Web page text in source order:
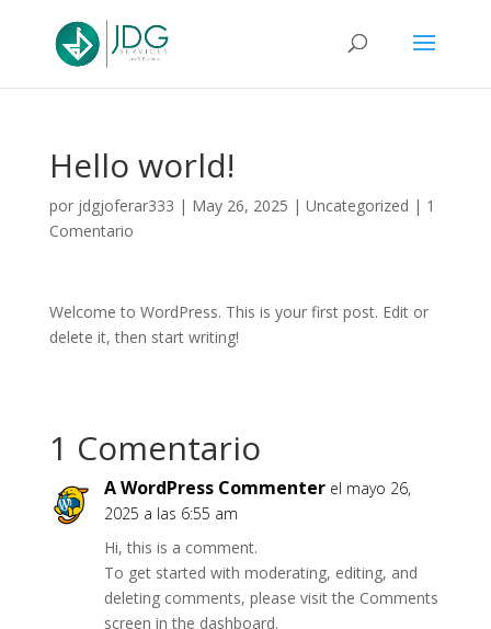
Hello world!
por jdgjoferar333 | May 26, 2025 | Uncategorized | 1
Comentario
Welcome to WordPress. This is your first post. Edit or
delete it, then start writing!
1 Comentario
A WordPress Commenter el mayo 26,
2025 a las 6:55 am
Hi, this is a comment.
To get started with moderating, editing, and
deleting comments, please visit the Comments
screen in the dashboard.